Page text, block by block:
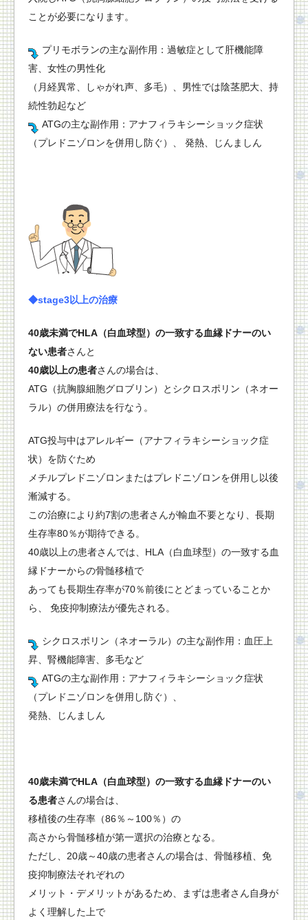
ことが必要になります。
プリモボランの主な副作用：過敏症として肝機能障
害、女性の男性化
（月経異常、しゃがれ声、多毛）、男性では陰茎肥大、持
続性勃起など
ATGの主な副作用：アナフィラキシーショック症状
（プレドニゾロンを併用し防ぐ）、 発熱、じんましん
◆stage3以上の治療
40歳未満でHLA（白血球型）の一致する血縁ドナーのい
ない患者さんと
40歳以上の患者さんの場合は、
ATG（抗胸腺細胞グロブリン）とシクロスポリン（ネオー
ラル）の併用療法を行なう。
ATG投与中はアレルギー（アナフィラキシーショック症
状）を防ぐため
メチルプレドニゾロンまたはプレドニゾロンを併用し以後
漸減する。
この治療により約7割の患者さんが輸血不要となり、長期
生存率80％が期待できる。
40歳以上の患者さんでは、HLA（白血球型）の一致する血
縁ドナーからの骨髄移植で
あっても長期生存率が70％前後にとどまっていることか
ら、 免疫抑制療法が優先される。
シクロスポリン（ネオーラル）の主な副作用：血圧上
昇、腎機能障害、多毛など
ATGの主な副作用：アナフィラキシーショック症状
（プレドニゾロンを併用し防ぐ）、
発熱、じんましん
40歳未満でHLA（白血球型）の一致する血縁ドナーのい
る患者さんの場合は、
移植後の生存率（86％～100％）の
高さから骨髄移植が第一選択の治療となる。
ただし、20歳～40歳の患者さんの場合は、骨髄移植、免
疫抑制療法それぞれの
メリット・デメリットがあるため、まずは患者さん自身が
よく理解した上で